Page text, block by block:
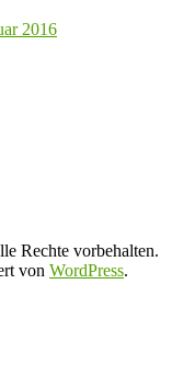
2016
Rechte vorbehalten.
von WordPress.